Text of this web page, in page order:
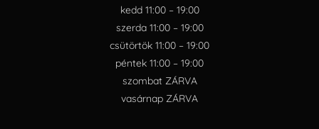
kedd 11:00 – 19:00
szerda 11:00 – 19:00
csütörtök 11:00 – 19:00
péntek 11:00 – 19:00
szombat ZÁRVA
vasárnap ZÁRVA